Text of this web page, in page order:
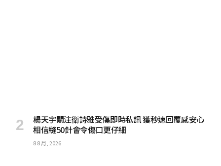
楊天宇關注衛詩雅受傷即時私訊 獲秒速回覆感安心
相信縫50針會令傷口更仔細
8 8 月, 2026